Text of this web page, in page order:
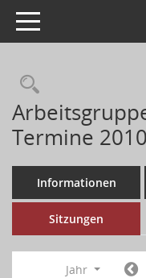
Toggle navigation
Termine 2010
Informationen
Sitzungen
Jahr